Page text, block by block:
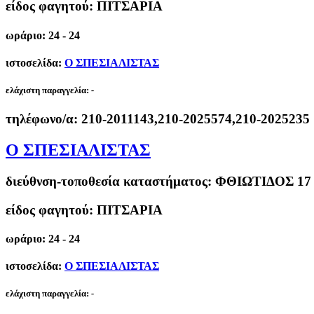
είδος φαγητού: ΠΙΤΣΑΡΙΑ
ωράριο: 24 - 24
ιστοσελίδα: Ο ΣΠΕΣΙΑΛΙΣΤΑΣ
ελάχιστη παραγγελία: -
τηλέφωνο/α: 210-2011143,210-2025574,210-2025235
Ο ΣΠΕΣΙΑΛΙΣΤΑΣ
διεύθνση-τοποθεσία καταστήματος: ΦΘΙΩΤΙΔΟΣ
είδος φαγητού: ΠΙΤΣΑΡΙΑ
ωράριο: 24 - 24
ιστοσελίδα: Ο ΣΠΕΣΙΑΛΙΣΤΑΣ
ελάχιστη παραγγελία: -